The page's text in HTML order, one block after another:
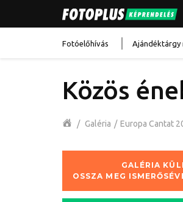
Fotóelőhívás Ajándéktárgy
Közös
Főoldal
/ Galéria / Europa Cantat
GALÉRIA
OSSZA MEG